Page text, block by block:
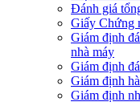
Đánh giá
Giấy Chứng
Giám định
nhà máy
Giám định
Giám định
Giám định